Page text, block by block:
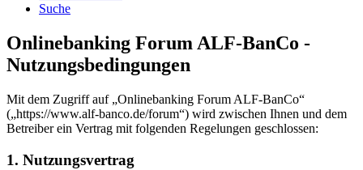
Suche
Onlinebanking Forum ALF-BanCo -
Nutzungsbedingungen
Mit dem Zugriff auf „Onlinebanking Forum ALF-BanCo“
(„https://www.alf-banco.de/forum“) wird zwischen Ihnen und dem
Betreiber ein Vertrag mit folgenden Regelungen geschlossen:
1. Nutzungsvertrag